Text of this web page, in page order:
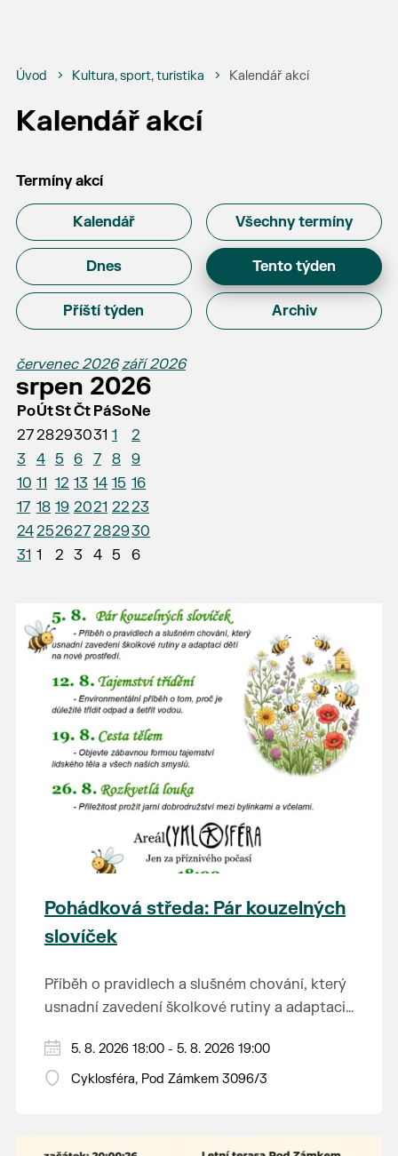
Úvod Kultura, sport, turistika Kalendář akcí
Kalendář akcí
Termíny akcí
Kalendář Všechny termíny
Dnes Tento týden
Příští týden Archiv
červenec 2026 září 2026
srpen 2026
PoÚtStČt PáSoNe
2728293031 1
2
3
4 5 6 7 8
9
10 11 12 13 14 15 16
17 18 19 2021 2223
24252627282930
31 1 2 3 4 5 6
Pohádková středa: Pár kouzelných
slovíček
Příběh o pravidlech a slušném chování, který
usnadní zavedení školkové rutiny a adaptaci
Hraje se jen za příznivého počasí.
Vstupné dobrovolné.
5. 8. 2026 18:00 - 5. 8. 2026 19:00
Cyklosféra, Pod Zámkem 3096/3